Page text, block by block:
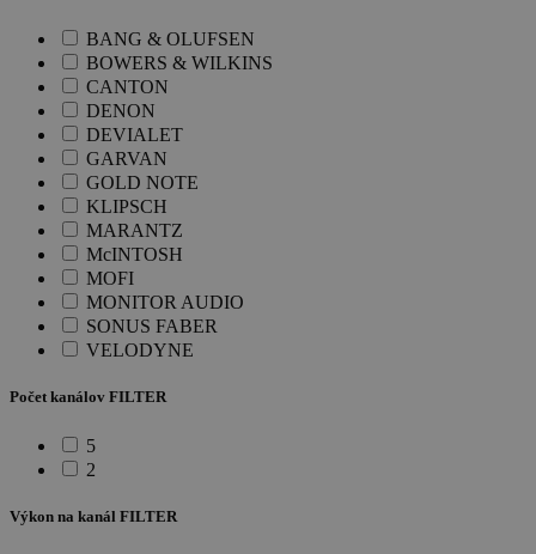
BANG & OLUFSEN
BOWERS & WILKINS
CANTON
DENON
DEVIALET
GARVAN
GOLD NOTE
KLIPSCH
MARANTZ
McINTOSH
MOFI
MONITOR AUDIO
SONUS FABER
VELODYNE
Počet kanálov FILTER
5
2
Výkon na kanál FILTER